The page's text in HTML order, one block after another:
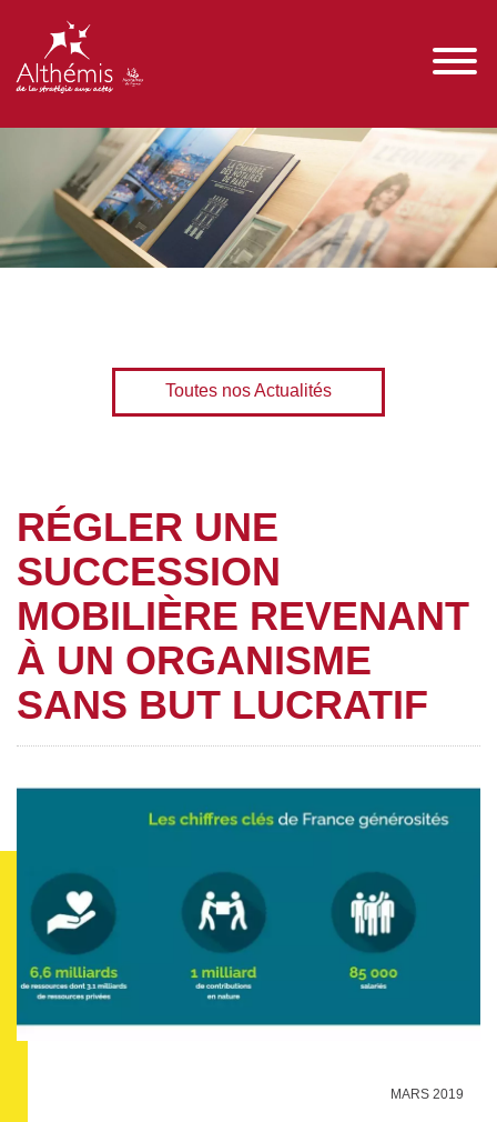
Toutes nos Actualités
RÉGLER UNE
SUCCESSION
MOBILIÈRE REVENANT
À UN ORGANISME
SANS BUT LUCRATIF
MARS 2019